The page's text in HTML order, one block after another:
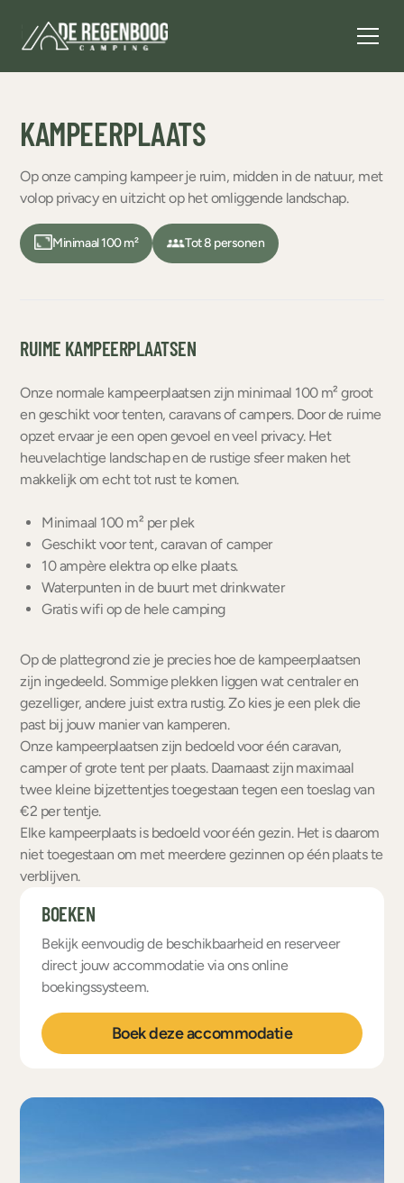
KAMPEERPLAATS
Op onze camping kampeer je ruim, midden in de natuur, met
volop privacy en uitzicht op het omliggende landschap.
Minimaal 100 m² Tot 8 personen
RUIME KAMPEERPLAATSEN
Onze normale kampeerplaatsen zijn minimaal 100 m² groot
en geschikt voor tenten, caravans of campers. Door de ruime
opzet ervaar je een open gevoel en veel privacy. Het
heuvelachtige landschap en de rustige sfeer maken het
makkelijk om echt tot rust te komen.
Minimaal 100 m² per plek
Geschikt voor tent, caravan of camper
10 ampère elektra op elke plaats.
Waterpunten in de buurt met drinkwater
Gratis wifi op de hele camping
Op de plattegrond zie je precies hoe de kampeerplaatsen
zijn ingedeeld. Sommige plekken liggen wat centraler en
gezelliger, andere juist extra rustig. Zo kies je een plek die
past bij jouw manier van kamperen.
Onze kampeerplaatsen zijn bedoeld voor één caravan,
camper of grote tent per plaats. Daarnaast zijn maximaal
twee kleine bijzettentjes toegestaan tegen een toeslag van
€2 per tentje.
Elke kampeerplaats is bedoeld voor één gezin. Het is daarom
niet toegestaan om met meerdere gezinnen op één plaats te
verblijven.
BOEKEN
Bekijk eenvoudig de beschikbaarheid en reserveer
direct jouw accommodatie via ons online
boekingssysteem.
Boek deze accommodatie